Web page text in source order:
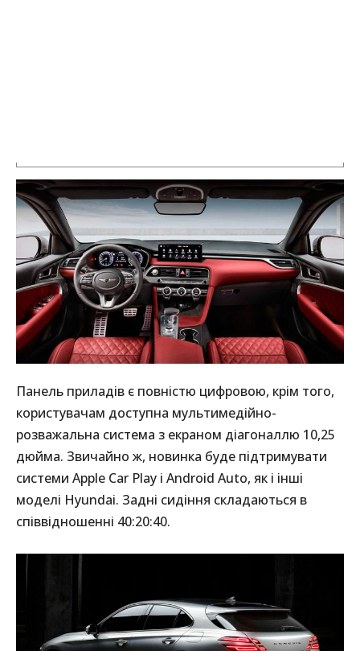
Панель приладів є повністю цифровою, крім того,
користувачам доступна мультимедійно-
розважальна система з екраном діагоналлю 10,25
дюйма. Звичайно ж, новинка буде підтримувати
системи Apple Car Play і Android Auto, як і інші
моделі Hyundai. Задні сидіння складаються в
співвідношенні 40:20:40.